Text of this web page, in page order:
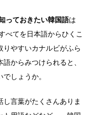
っておきたい韓国語は
べてを日本語からひくこ
りやすいカナルビがふら
からみつけられると、
しょうか。
言葉がたくさんありま